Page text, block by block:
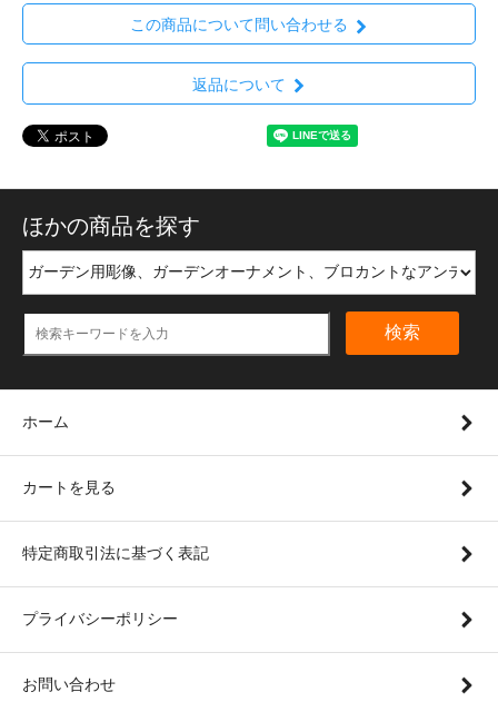
この商品について問い合わせる
返品について
ほかの商品を探す
検索
ホーム
カートを見る
特定商取引法に基づく表記
プライバシーポリシー
お問い合わせ